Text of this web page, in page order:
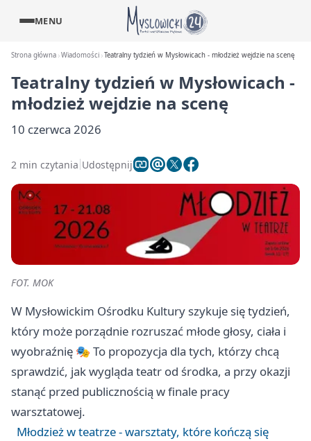
MENU
Strona główna Wiadomości Teatralny tydzień w Mysłowicach - młodzież wejdzie na scenę
Teatralny tydzień w Mysłowicach -
młodzież wejdzie na scenę
10 czerwca 2026
2 min czytania Udostępnij
FOT. MOK
W Mysłowickim Ośrodku Kultury szykuje się tydzień,
który może porządnie rozruszać młode głosy, ciała i
wyobraźnię 🎭 To propozycja dla tych, którzy chcą
sprawdzić, jak wygląda teatr od środka, a przy okazji
stanąć przed publicznością w finale pracy
warsztatowej.
Młodzież w teatrze - warsztaty, które kończą się